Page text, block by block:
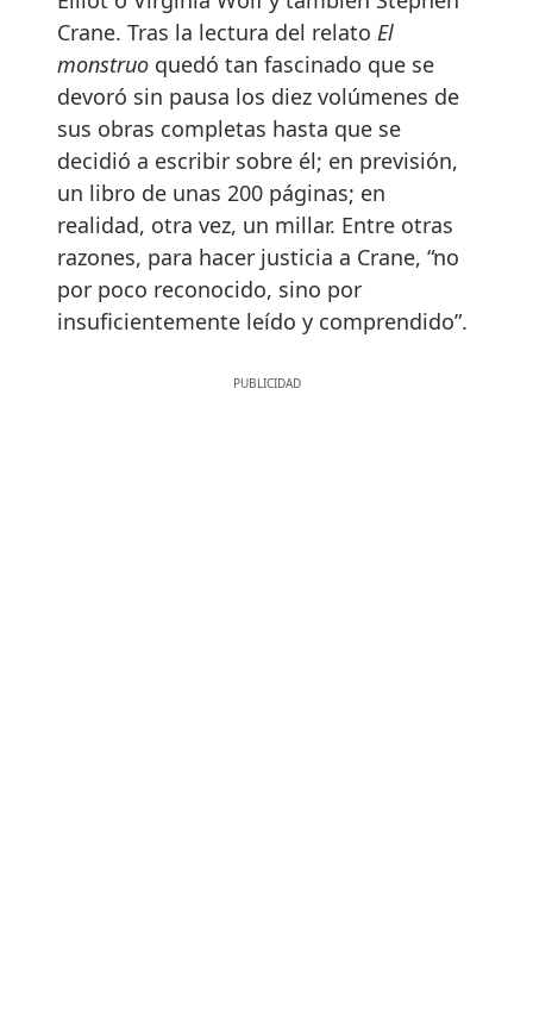
Crane. Tras la lectura del relato El
monstruo quedó tan fascinado que se
devoró sin pausa los diez volúmenes de
sus obras completas hasta que se
decidió a escribir sobre él; en previsión,
un libro de unas 200 páginas; en
realidad, otra vez, un millar. Entre otras
razones, para hacer justicia a Crane, “no
por poco reconocido, sino por
insuficientemente leído y comprendido”.